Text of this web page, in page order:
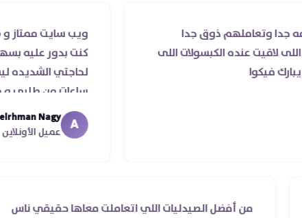
ذوق جدا
عنده الكبسولات اللى
ويب سايت ممتاز و صيدليه
كنت بدور عليه بسهوله و
لحاجتي الشديده ليه قدر
ساعات من طلبي و متابعه
ما استلمت بالرغم من
معايا لحد ما استلمت ..شكرا
Abdelrhman Nagy
عميل الأونلاين
من أفضل الصيدليات اللي اتعاملت معاها